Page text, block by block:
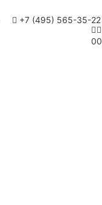
+7 (495) 565-35-22
00